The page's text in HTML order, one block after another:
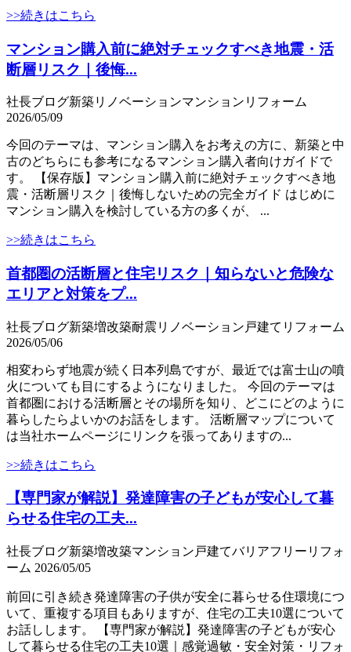
>>続きはこちら
マンション購入前に絶対チェックすべき地震・活
断層リスク｜後悔...
社長ブログ新築リノベーションマンション リフォーム
2026/05/09
今回のテーマは、マンション購入をお考えの方に、新築と中
古のどちらにも参考になるマンション購入者向けガイドで
す。 【保存版】マンション購入前に絶対チェックすべき地
震・活断層リスク｜後悔しないための完全ガイド はじめに
マンション購入を検討している方の多くが、 ...
>>続きはこちら
首都圏の活断層と住宅リスク｜知らないと危険な
エリアと対策をプ...
社長ブログ新築増改築耐震 リノベーション 戸建て リフォーム
2026/05/06
相変わらず地震が続く日本列島ですが、最近では富士山の噴
火についても目にするようになりました。 今回のテーマは
首都圏における活断層とその場所を知り、どこにどのように
暮らしたらよいかのお話をします。 活断層マップについて
は当社ホームページにリンクを張ってありますの...
>>続きはこちら
【専門家が解説】発達障害の子どもが安心して暮
らせる住宅の工夫...
社長ブログ新築増改築マンション 戸建てバリアフリー リフォ
ーム 2026/05/05
前回に引き続き発達障害の子供が安全に暮らせる住環境につ
いて、重複する項目もありますが、住宅の工夫10選について
お話しします。 【専門家が解説】発達障害の子どもが安心
して暮らせる住宅の工夫10選｜感覚過敏・安全対策・リフォ